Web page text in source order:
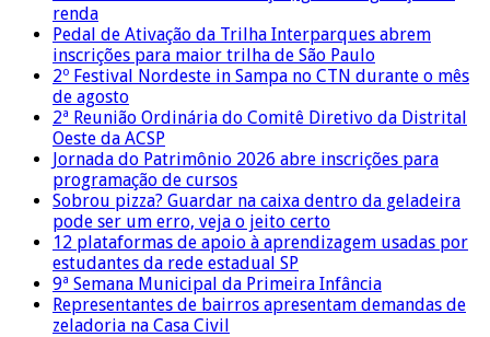
renda
Pedal de Ativação da Trilha Interparques abrem
inscrições para maior trilha de São Paulo
2º Festival Nordeste in Sampa no CTN durante o mês
de agosto
2ª Reunião Ordinária do Comitê Diretivo da Distrital
Oeste da ACSP
Jornada do Patrimônio 2026 abre inscrições para
programação de cursos
Sobrou pizza? Guardar na caixa dentro da geladeira
pode ser um erro, veja o jeito certo
12 plataformas de apoio à aprendizagem usadas por
estudantes da rede estadual SP
9ª Semana Municipal da Primeira Infância
Representantes de bairros apresentam demandas de
zeladoria na Casa Civil